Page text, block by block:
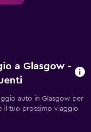
a Glasgow -
auto in Glasgow per
il tuo prossimo viaggio